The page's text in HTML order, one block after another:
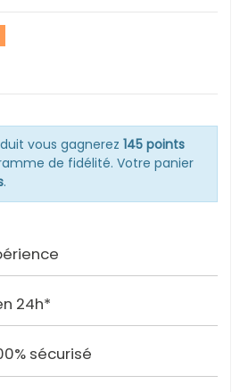
vous gagnerez 145 points
de fidélité. Votre panier
.
24h*
sécurisé